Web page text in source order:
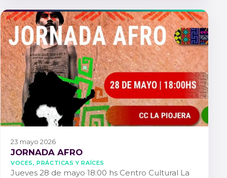
23 mayo 2026
JORNADA AFRO
Voces, Prácticas y Raíces
Jueves 28 de mayo 18:00 hs Centro Cultural La